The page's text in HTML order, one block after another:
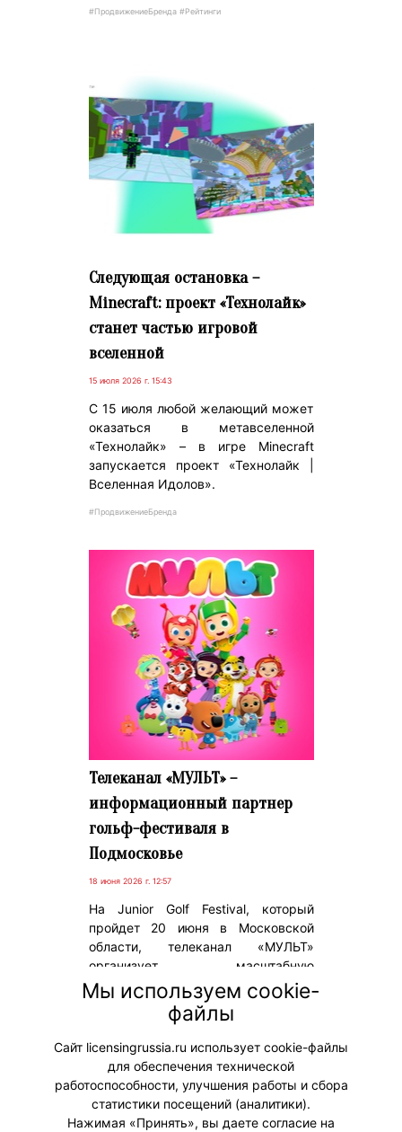
#ПродвижениеБренда #Рейтинги
Следующая остановка –
Minecraft: проект «Технолайк»
станет частью игровой
вселенной
15 июля 2026 г. 15:43
С 15 июля любой желающий может
оказаться в метавселенной
«Технолайк» – в игре Minecraft
запускается проект «Технолайк |
Вселенная Идолов».
#ПродвижениеБренда
Телеканал «МУЛЬТ» –
информационный партнер
гольф-фестиваля в
Подмосковье
18 июня 2026 г. 12:57
На Junior Golf Festival, который
пройдет 20 июня в Московской
области, телеканал «МУЛЬТ»
организует масштабную
развлекательную программу с
участием героев популярных
мультсериалов «Лео и Тиг» и «Ми-
ми-мишки».
#ПродвижениеБренда
Мы используем cookie-
файлы
Сайт licensingrussia.ru использует cookie-файлы
для обеспечения технической
работоспособности, улучшения работы и сбора
статистики посещений (аналитики).
Нажимая «Принять», вы даете согласие на